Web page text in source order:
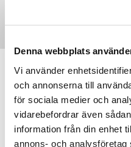
Denna webbplats
Vi använder
och annonserna till
för sociala medier och
vidarebefordrar även
information från din enhet
annons- och analysföretag
Bärgningstjänsten
Vår fordonspark i
Bärgningstjänstens
bärgare och våra långa